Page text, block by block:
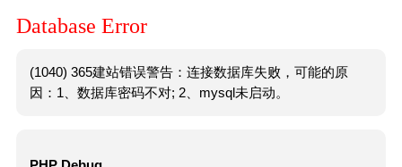
Database Error
(1040) 365建站错误警告：连接数据库失败，可能的原
因：1、数据库密码不对; 2、mysql未启动。